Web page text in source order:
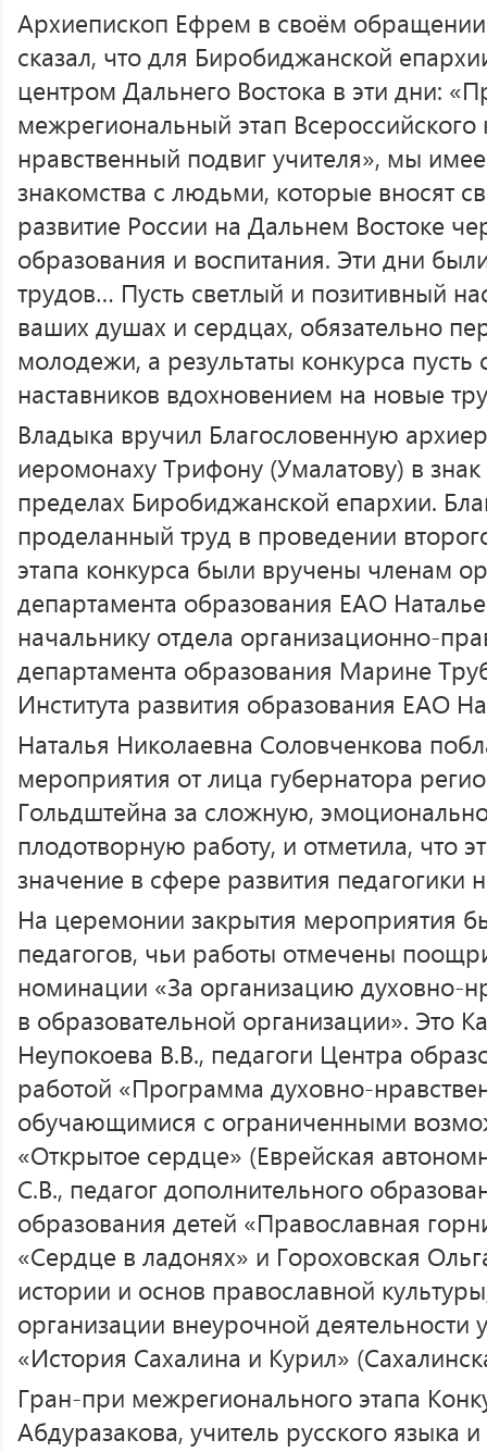
Архиепископ Ефрем в своём обращении
сказал, что для Биробиджанской
центром Дальнего Востока в эти дни:
межрегиональный этап Всероссийского
нравственный подвиг учителя», мы
знакомства с людьми, которые вносят
развитие России на Дальнем Востоке
образования и воспитания. Эти дни
трудов… Пусть светлый и позитивный
ваших душах и сердцах, обязательно
молодежи, а результаты конкурса пусть
наставников вдохновением на новые
Владыка вручил Благословенную
иеромонаху Трифону (Умалатову) в
пределах Биробиджанской епархии.
проделанный труд в проведении
этапа конкурса были вручены членам
департамента образования ЕАО
начальнику отдела организационно-
департамента образования Марине
Института развития образования ЕАО
Наталья Николаевна Соловченкова
мероприятия от лица губернатора
Гольдштейна за сложную,
плодотворную работу, и отметила, что
значение в сфере развития педагогики
На церемонии закрытия мероприятия
педагогов, чьи работы отмечены
номинации «За организацию духовно-
в образовательной организации». Это
Неупокоева В.В., педагоги Центра
работой «Программа духовно-
обучающимися с ограниченными
«Открытое сердце» (Еврейская
С.В., педагог дополнительного
образования детей «Православная
«Сердце в ладонях» и Гороховская
истории и основ православной
организации внеурочной
«История Сахалина и Курил»
Гран-при межрегионального этапа
Абдуразакова, учитель русского языка